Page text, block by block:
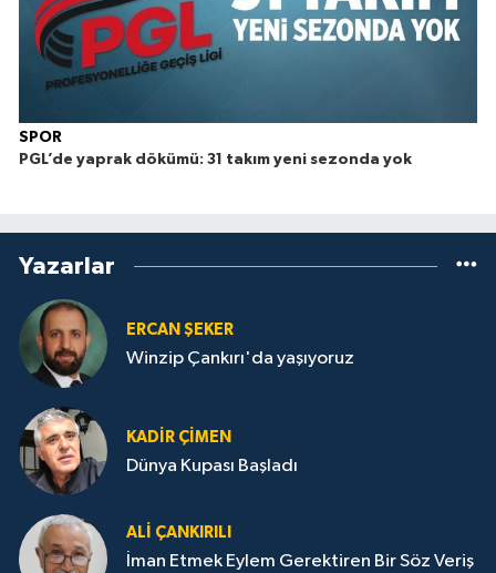
SPOR
PGL’de yaprak dökümü: 31 takım yeni sezonda yok
Yazarlar
ERCAN ŞEKER
Winzip Çankırı'da yaşıyoruz
KADIR ÇIMEN
Dünya Kupası Başladı
ALI ÇANKIRILI
İman Etmek Eylem Gerektiren Bir Söz Veriş